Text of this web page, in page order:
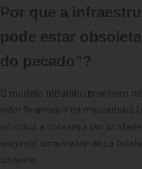
Por que a
pode estar
do pecado”?
O modelo tributário brasileiro
valor financeiro da mercadoria (
introduz a cobrança por
exigindo uma matemática
sistema.